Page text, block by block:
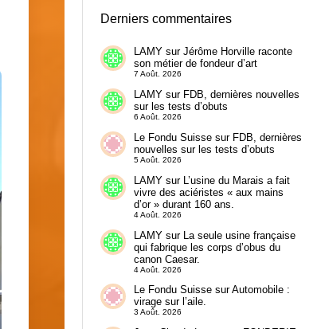
Derniers commentaires
LAMYsur Jérôme Horville raconte
son métier de fondeur d’art
7 Août. 2026
LAMYsur FDB, dernières nouvelles
sur les tests d’obuts
6 Août. 2026
Le Fondu Suissesur FDB, dernières
nouvelles sur les tests d’obuts
5 Août. 2026
LAMYsur L’usine du Marais a fait
vivre des aciéristes « aux mains
d’or » durant 160 ans.
4 Août. 2026
LAMYsur La seule usine française
qui fabrique les corps d’obus du
canon Caesar.
4 Août. 2026
Le Fondu SuissesurAutomobile :
virage sur l’aile.
3 Août. 2026